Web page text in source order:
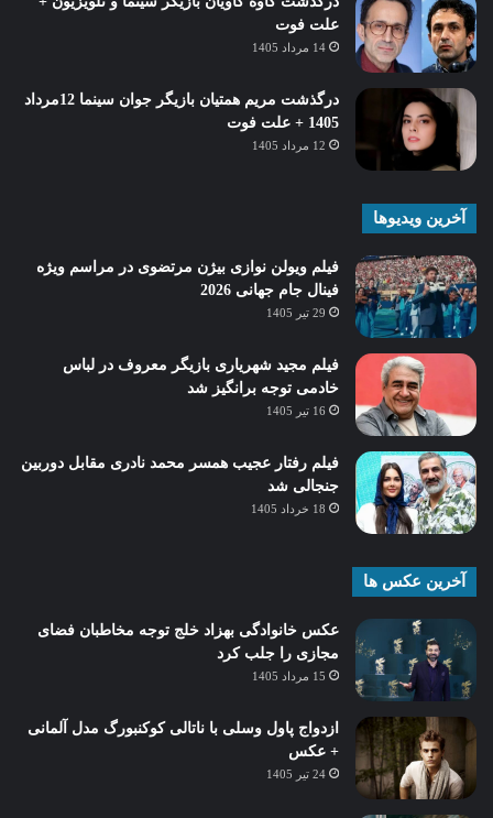
علت فوت
14 مرداد 1405
درگذشت مریم همتیان بازیگر جوان سینما 12مرداد
1405 + علت فوت
12 مرداد 1405
آخرین ویدیوها
فیلم ویولن نوازی بیژن مرتضوی در مراسم ویژه
فینال جام جهانی 2026
29 تیر 1405
فیلم مجید شهریاری بازیگر معروف در لباس
خادمی توجه برانگیز شد
16 تیر 1405
فیلم رفتار عجیب همسر محمد نادری مقابل دوربین
جنجالی شد
18 خرداد 1405
آخرین عکس ها
عکس خانوادگی بهزاد خلج توجه مخاطبان فضای
مجازی را جلب کرد
15 مرداد 1405
ازدواج پاول وسلی با ناتالی کوکنبورگ مدل آلمانی
+ عکس
24 تیر 1405